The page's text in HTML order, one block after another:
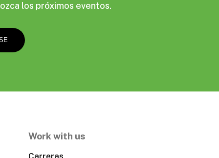
los próximos eventos.
Work with us
Carreras